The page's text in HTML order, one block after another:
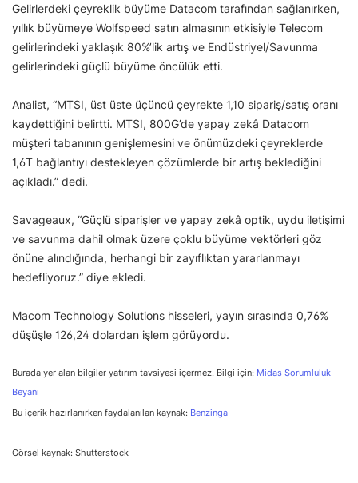
Gelirlerdeki çeyreklik büyüme Datacom tarafından sağlanırken,
yıllık büyümeye Wolfspeed satın almasının etkisiyle Telecom
gelirlerindeki yaklaşık 80%’lik artış ve Endüstriyel/Savunma
gelirlerindeki güçlü büyüme öncülük etti.
Analist, “MTSI, üst üste üçüncü çeyrekte 1,10 sipariş/satış oranı
kaydettiğini belirtti. MTSI, 800G’de yapay zekâ Datacom
müşteri tabanının genişlemesini ve önümüzdeki çeyreklerde
1,6T bağlantıyı destekleyen çözümlerde bir artış beklediğini
açıkladı.” dedi.
Savageaux, “Güçlü siparişler ve yapay zekâ optik, uydu iletişimi
ve savunma dahil olmak üzere çoklu büyüme vektörleri göz
önüne alındığında, herhangi bir zayıflıktan yararlanmayı
hedefliyoruz.” diye ekledi.
Macom Technology Solutions hisseleri, yayın sırasında 0,76%
düşüşle 126,24 dolardan işlem görüyordu.
Burada yer alan bilgiler yatırım tavsiyesi içermez. Bilgi için: Midas Sorumluluk
Beyanı
Bu içerik hazırlanırken faydalanılan kaynak: Benzinga
Görsel kaynak: Shutterstock